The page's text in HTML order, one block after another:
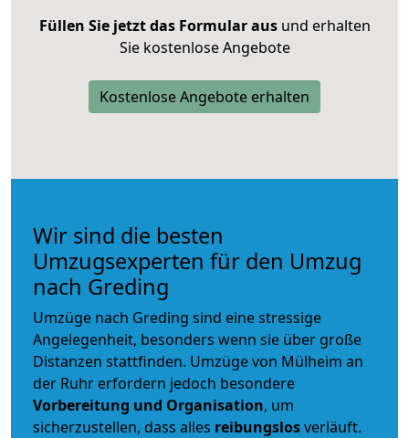
Füllen Sie jetzt das Formular ausund erhalten
Sie kostenlose Angebote
Kostenlose Angebote erhalten
Wir sind die besten
Umzugsexperten für den Umzug
nach Greding
Umzüge nach Greding sind eine stressige
Angelegenheit, besonders wenn sie über große
Distanzen stattfinden. Umzüge von Mülheim an
der Ruhr erfordern jedoch besondere
Vorbereitung und Organisation, um
sicherzustellen, dass alles reibungslosverläuft.